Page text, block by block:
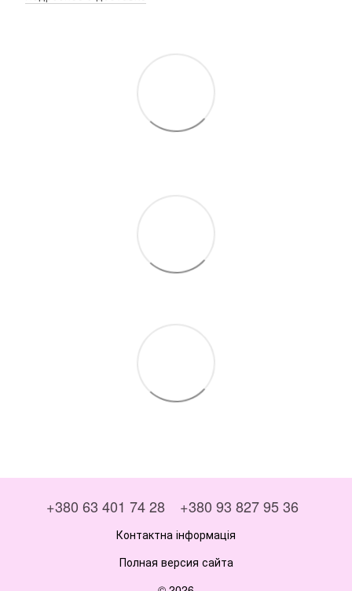
+380 63 401 74 28 +380 93 827 95 36
Контактна інформація
Полная версия сайта